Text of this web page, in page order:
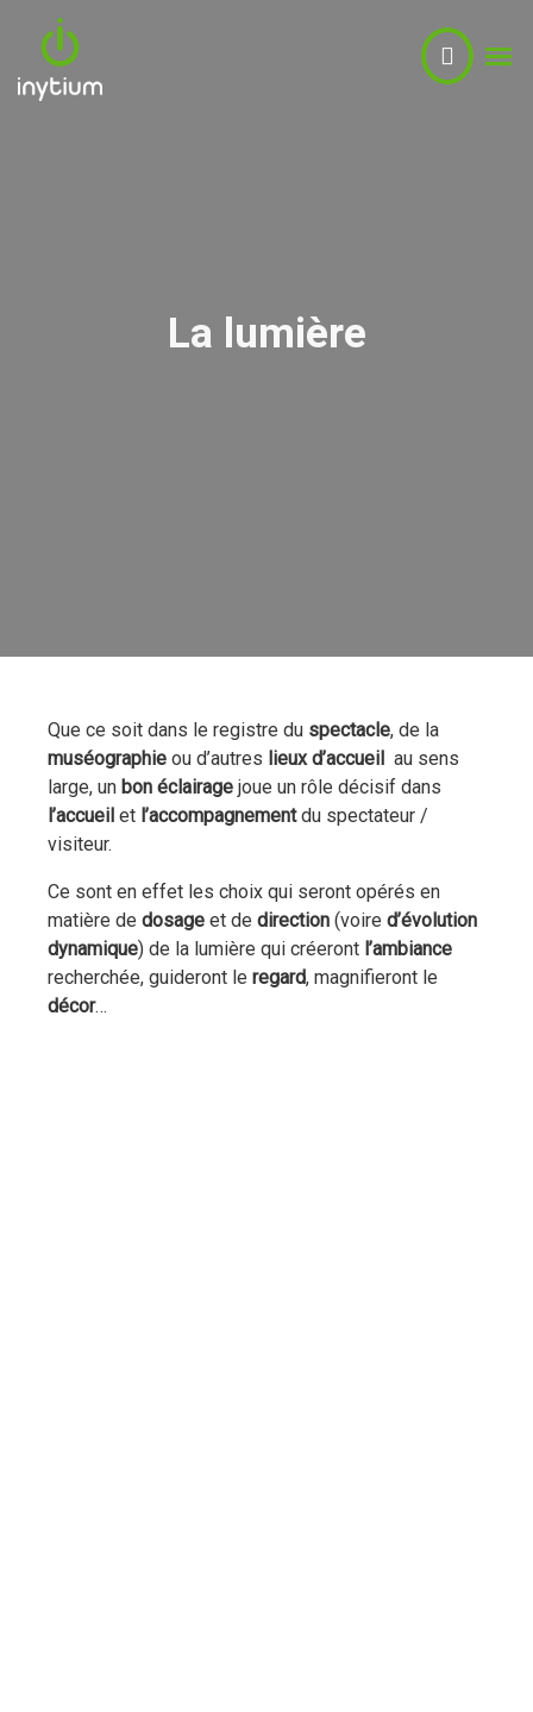
La lumière
Que ce soit dans le registre du spectacle, de la
muséographie ou d’autres lieux d’accueil au sens
large, un bon éclairage joue un rôle décisif dans
l’accueil et l’accompagnementdu spectateur /
visiteur.
Ce sont en effet les choix qui seront opérés en
matière de dosage et de direction (voire d’évolution
dynamique) de la lumière qui créeront l’ambiance
recherchée, guideront le regard, magnifieront le
décor…